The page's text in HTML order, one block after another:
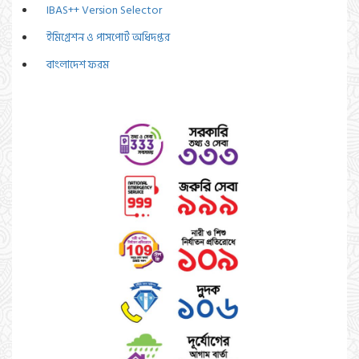
IBAS++ Version Selector
ইমিগ্রেশন ও পাসপোর্ট অধিদপ্তর
বাংলাদেশ ফরম